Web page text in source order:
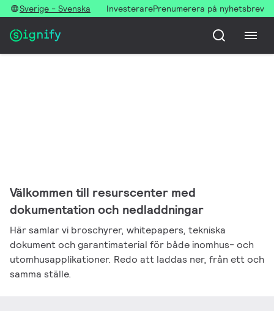
Sverige - Svenska InvesterarePrenumerera på nyhetsbrev
Välkommen till resurscenter med
dokumentation och nedladdningar
Här samlar vi broschyrer, whitepapers, tekniska
dokument och garantimaterial för både inomhus- och
utomhusapplikationer. Redo att laddas ner, från ett och
samma ställe.